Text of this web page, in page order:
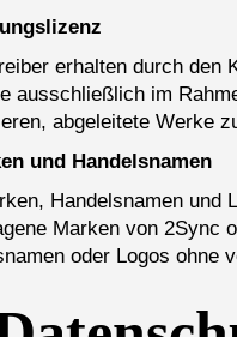
erhalten durch den
ausschließlich im
abgeleitete Werke
und Handelsnamen
Handelsnamen und
Marken von 2Sync
oder Logos ohne